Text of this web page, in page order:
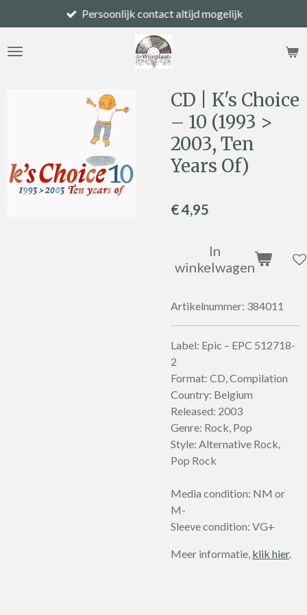
direct
naar
Persoonlijk contact altijd mogelijk
CD | K's Choice
– 10 (1993 >
2003, Ten
Years Of)
€ 4,95
In
winkelwagen
Artikelnummer: 384011
Label: Epic – EPC 512718-
2
Format: CD, Compilation
Country: Belgium
Released: 2003
Genre: Rock, Pop
Style: Alternative Rock,
Pop Rock
Media condition: NM or
M-
Sleeve condition: VG+
Meer informatie, klik hier.